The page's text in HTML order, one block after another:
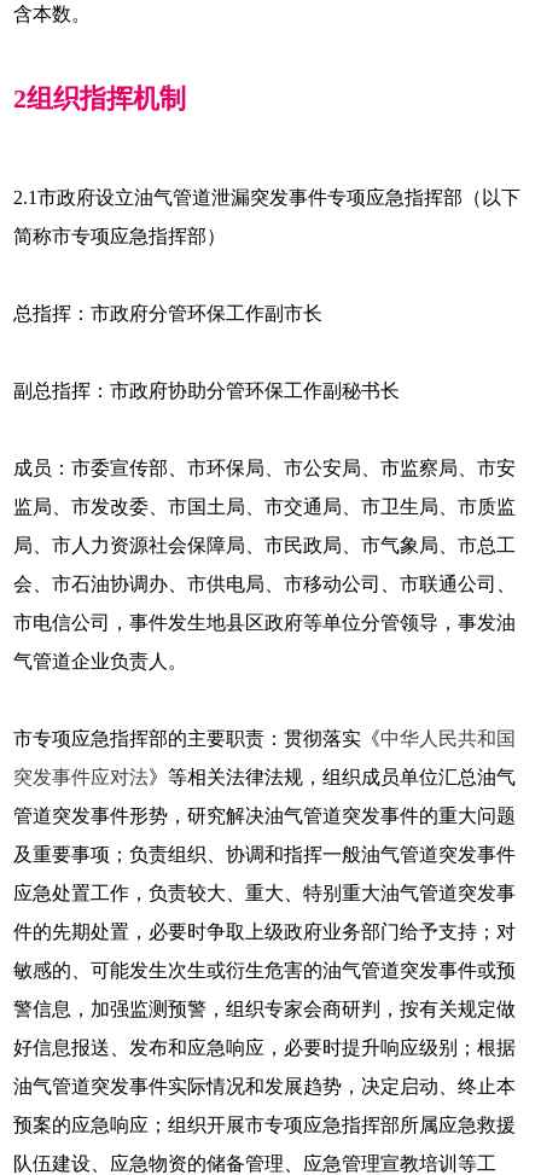
含本数。
2组织指挥机制
2.1市政府设立油气管道泄漏突发事件专项应急指挥部（以下
简称市专项应急指挥部）
总指挥：市政府分管环保工作副市长
副总指挥：市政府协助分管环保工作副秘书长
成员：市委宣传部、市环保局、市公安局、市监察局、市安
监局、市发改委、市国土局、市交通局、市卫生局、市质监
局、市人力资源社会保障局、市民政局、市气象局、市总工
会、市石油协调办、市供电局、市移动公司、市联通公司、
市电信公司，事件发生地县区政府等单位分管领导，事发油
气管道企业负责人。
市专项应急指挥部的主要职责：贯彻落实《中华人民共和国
突发事件应对法》等相关法律法规，组织成员单位汇总油气
管道突发事件形势，研究解决油气管道突发事件的重大问题
及重要事项；负责组织、协调和指挥一般油气管道突发事件
应急处置工作，负责较大、重大、特别重大油气管道突发事
件的先期处置，必要时争取上级政府业务部门给予支持；对
敏感的、可能发生次生或衍生危害的油气管道突发事件或预
警信息，加强监测预警，组织专家会商研判，按有关规定做
好信息报送、发布和应急响应，必要时提升响应级别；根据
油气管道突发事件实际情况和发展趋势，决定启动、终止本
预案的应急响应；组织开展市专项应急指挥部所属应急救援
队伍建设、应急物资的储备管理、应急管理宣教培训等工